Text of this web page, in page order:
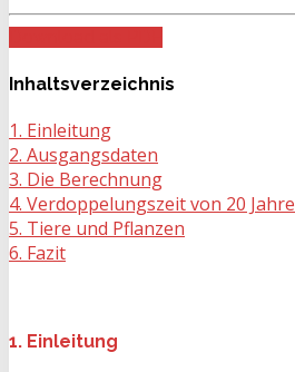
Inhaltsverzeichnis
1. Einleitung
2. Ausgangsdaten
3. Die Berechnung
4. Verdoppelungszeit von 20
5. Tiere und Pflanzen
6. Fazit
1. Einleitung